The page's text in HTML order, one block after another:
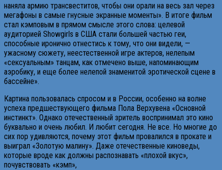
наняла армию трансвеститов, чтобы они орали на весь зал через
мегафоны в самые гнусные экранные моменты». В итоге фильм
стал кэмповым в прямом смысле этого слова: целевой
аудиторией Showgirls в США стали большей частью геи,
способные иронично отнестись к тому, что они видели, —
ужасному сюжету, неестественной игре актеров, нелепым
«сексуальным» танцам, как отмечено выше, напоминающим
аэробику, и еще более нелепой знаменитой эротической сцене в
бассейне».
Картина пользовалась спросом и в России, особенно на волне
успеха предшествующего фильма Пола Верхувена «Основной
инстинкт». Однако отечественный зритель воспринимал это кино
буквально и очень любил. И любит сегодня. Не все. Но многие до
сих пор удивляются, почему этот фильм провалился в прокате и
выиграл «Золотую малину». Даже отечественные киноведы,
которые вроде как должны распознавать «плохой вкус»,
почувствовать «кэмп»,